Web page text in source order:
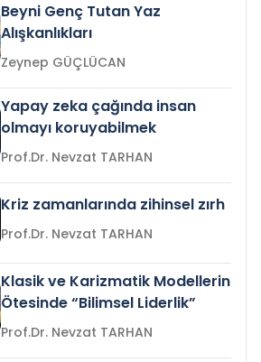
Beyni Genç Tutan Yaz
Alışkanlıkları
Zeynep GÜÇLÜCAN
Yapay zeka çağında insan
olmayı koruyabilmek
Prof.Dr. Nevzat TARHAN
Kriz zamanlarında zihinsel zırh
Prof.Dr. Nevzat TARHAN
Klasik ve Karizmatik Modellerin
Ötesinde “Bilimsel Liderlik”
Prof.Dr. Nevzat TARHAN